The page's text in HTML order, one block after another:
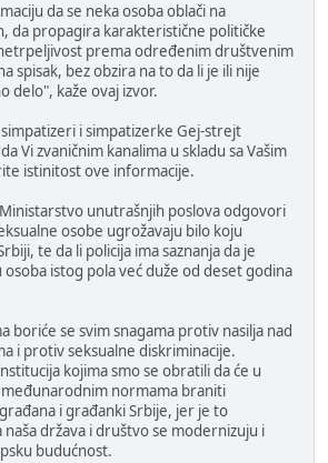
da se neka osoba oblači na
da propagira karakteristične političke
prema određenim društvenim
spisak, bez obzira na to da li je ili nije
delo", kaže ovaj izvor.
simpatizeri i simpatizerke Gej-strejt
Vi zvaničnim kanalima u skladu sa Vašim
istinitost ove informacije.
unutrašnjih poslova odgovori
osobe ugrožavaju bilo koju
te da li policija ima saznanja da je
osoba istog pola već duže od deset godina
boriće se svim snagama protiv nasilja nad
i protiv seksualne diskriminacije.
kojima smo se obratili da će u
međunarodnim normama braniti
i građanki Srbije, jer je to
država i društvo se modernizuju i
budućnost.